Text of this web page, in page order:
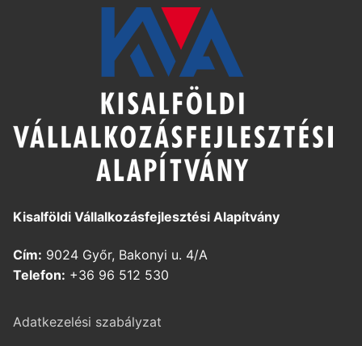
Kisalföldi Vállalkozásfejlesztési Alapítvány
Cím: 9024 Győr, Bakonyi u. 4/A
Telefon: +36 96 512 530
Adatkezelési szabályzat